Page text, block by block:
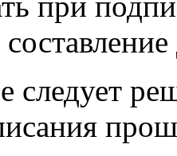
следует